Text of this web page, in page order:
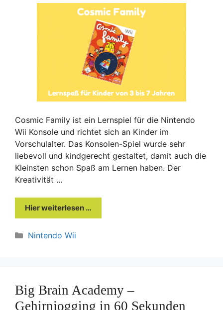
Cosmic Family ist ein Lernspiel für die Nintendo
Wii Konsole und richtet sich an Kinder im
Vorschulalter. Das Konsolen-Spiel wurde sehr
liebevoll und kindgerecht gestaltet, damit auch die
Kleinsten schon Spaß am Lernen haben. Der
Kreativität …
Hier weiterlesen …
Kategorien
Nintendo Wii
Big Brain Academy –
Gehirnjogging in 60 Sekunden